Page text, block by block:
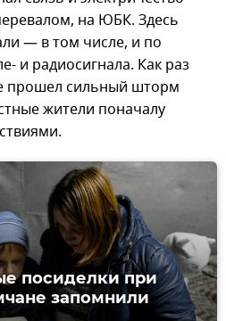
на ЮБК. Здесь
— в том числе, и по
и радиосигнала. Как раз
прошел сильный шторм
жители поначалу
посиделки при
запомнили